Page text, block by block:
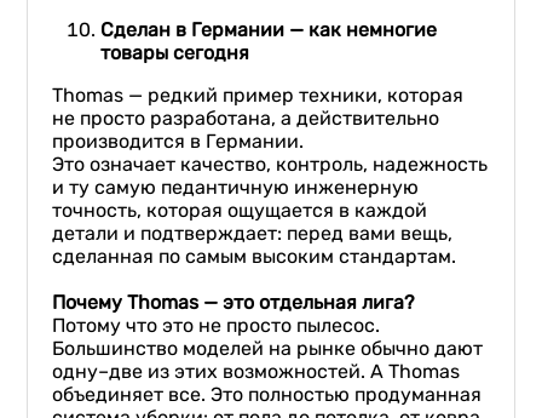
Сделан в Германии — как немногие
товары сегодня
Thomas — редкий пример техники, которая
не просто разработана, а действительно
производится в Германии.
Это означает качество, контроль, надежность
и ту самую педантичную инженерную
точность, которая ощущается в каждой
детали и подтверждает: перед вами вещь,
сделанная по самым высоким стандартам.
Почему Thomas — это отдельная лига?
Потому что это не просто пылесос.
Большинство моделей на рынке обычно дают
одну–две из этих возможностей. А Thomas
объединяет все. Это полностью продуманная